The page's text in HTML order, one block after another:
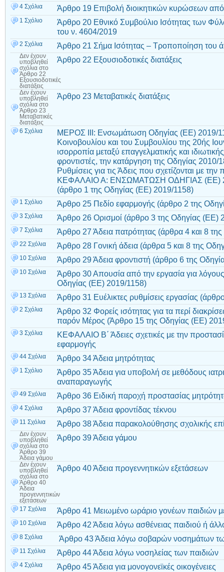
4 Σχόλια Άρθρο 19 Επιβολή διοικητικών κυρώσεων
1 Σχόλιο
Άρθρο 20 Εθνικό Συμβούλιο Ισότητας των
του ν. 4604/2019
2 Σχόλια Άρθρο 21 Σήμα Ισότητας – Τροποποίηση του
Δεν έχουν
υποβληθεί
σχόλια στο
Άρθρο 22
Εξουσιοδοτικές
διατάξεις
Άρθρο 22 Εξουσιοδοτικές διατάξεις
Δεν έχουν
υποβληθεί
σχόλια στο
Άρθρο 23
Μεταβατικές
διατάξεις
Άρθρο 23 Μεταβατικές διατάξεις
6 Σχόλια
ΜΕΡΟΣ ΙII: Ενσωμάτωση Οδηγίας (ΕΕ) 2019/
Κοινοβουλίου και του Συμβουλίου της 20ής
ισορροπία μεταξύ επαγγελματικής και
φροντιστές, την κατάργηση της Οδηγίας
Ρυθμίσεις για τις Άδεις που σχετίζονται με την
ΚΕΦΑΛΑΙΟ Α: ΕΝΣΩΜΑΤΩΣΗ ΟΔΗΓΙΑΣ (ΕΕ)
(άρθρο 1 της Οδηγίας (EE) 2019/1158)
1 Σχόλιο Άρθρο 25 Πεδίο εφαρμογής (άρθρο 2 της
3 Σχόλια Άρθρο 26 Ορισμοί (άρθρο 3 της Οδηγίας (EE)
7 Σχόλια Άρθρο 27 Άδεια πατρότητας (άρθρα 4 και 8
22 Σχόλια Άρθρο 28 Γονική άδεια (άρθρα 5 και 8 της
10 Σχόλια Άρθρο 29 Άδεια φροντιστή (άρθρο 6 της
10 Σχόλια
Άρθρο 30 Απουσία από την εργασία για
Οδηγίας (EE) 2019/1158)
13 Σχόλια Άρθρο 31 Ευέλικτες ρυθμίσεις εργασίας
2 Σχόλια
Άρθρο 32 Φορείς ισότητας για τα περί
παρόν Μέρος (Άρθρο 15 της Οδηγίας (EE)
3 Σχόλια
ΚΕΦΑΛΑΙΟ B΄ Άδειες σχετικές με την
εφαρμογής
44 Σχόλια Άρθρο 34 Άδεια μητρότητας
1 Σχόλιο
Άρθρο 35 Άδεια για υποβολή σε μεθόδους
αναπαραγωγής
49 Σχόλια Άρθρο 36 Ειδική παροχή προστασίας
4 Σχόλια Άρθρο 37 Άδεια φροντίδας τέκνου
11 Σχόλια Άρθρο 38 Άδεια παρακολούθησης σχολικής
Δεν έχουν
υποβληθεί
σχόλια στο
Άρθρο 39
Άδεια γάμου
Άρθρο 39 Άδεια γάμου
Δεν έχουν
υποβληθεί
σχόλια στο
Άρθρο 40
Άδεια
προγεννητικών
εξετάσεων
Άρθρο 40 Άδεια προγεννητικών εξετάσεων
17 Σχόλια Άρθρο 41 Μειωμένο ωράριο γονέων παιδιών
10 Σχόλια Άρθρο 42 Άδεια λόγω ασθένειας παιδιού ή
8 Σχόλια Άρθρο 43 Άδεια λόγω σοβαρών νοσημάτων
11 Σχόλια Άρθρο 44 Άδεια λόγω νοσηλείας των παιδιών
4 Σχόλια Άρθρο 45 Άδεια για μονογονεϊκές οικογένειες